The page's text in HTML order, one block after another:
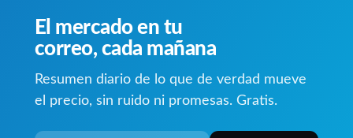
El mercado en tu
correo, cada mañana
Resumen diario de lo que de verdad mueve
el precio, sin ruido ni promesas. Gratis.